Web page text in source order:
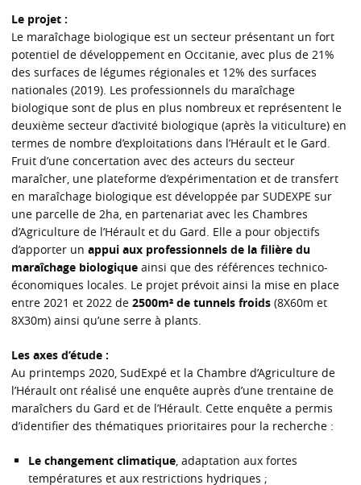
Le projet :
Le maraîchage biologique est un secteur présentant un fort
potentiel de développement en Occitanie, avec plus de 21%
des surfaces de légumes régionales et 12% des surfaces
nationales (2019). Les professionnels du maraîchage
biologique sont de plus en plus nombreux et représentent le
deuxième secteur d’activité biologique (après la viticulture) en
termes de nombre d’exploitations dans l’Hérault et le Gard.
Fruit d’une concertation avec des acteurs du secteur
maraîcher, une plateforme d’expérimentation et de transfert
en maraîchage biologique est développée par SUDEXPE sur
une parcelle de 2ha, en partenariat avec les Chambres
d’Agriculture de l’Hérault et du Gard. Elle a pour objectifs
d’apporter un appui aux professionnels de la filière du
maraîchage biologique ainsi que des références technico-
économiques locales. Le projet prévoit ainsi la mise en place
entre 2021 et 2022 de 2500m² de tunnels froids (8X60m et
8X30m) ainsi qu’une serre à plants.
Les axes d’étude :
Au printemps 2020, SudExpé et la Chambre d’Agriculture de
l’Hérault ont réalisé une enquête auprès d’une trentaine de
maraîchers du Gard et de l’Hérault. Cette enquête a permis
d’identifier des thématiques prioritaires pour la recherche :
Le changement climatique , adaptation aux fortes
températures et aux restrictions hydriques ;